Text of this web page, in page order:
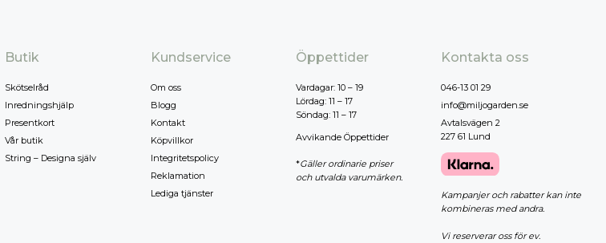
Butik
Skötselråd
Inredningshjälp
Presentkort
Vår butik
String – Designa själv
Kundservice
Om oss
Blogg
Kontakt
Köpvillkor
Integritetspolicy
Reklamation
Lediga tjänster
Öppettider
Vardagar: 10 – 19
Lördag: 11 – 17
Söndag: 11 – 17
Avvikande Öppettider
*Gäller ordinarie priser
och utvalda varumärken.
Kontakta oss
046-13 01 29
info@miljogarden.se
Avtalsvägen 2
227 61 Lund
Kampanjer och rabatter kan inte
kombineras med andra.
Vi reserverar oss för ev.